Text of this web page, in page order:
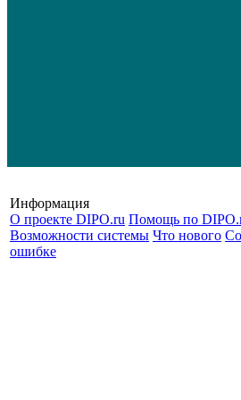
Информация
О проекте DIPO.ru Помощь по
Возможности системы Что нового
ошибке